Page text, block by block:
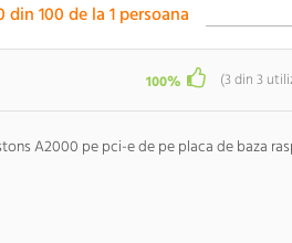
din100de la1persoana
100% (3din3
A2000 pe pci-e de pe placa de baza